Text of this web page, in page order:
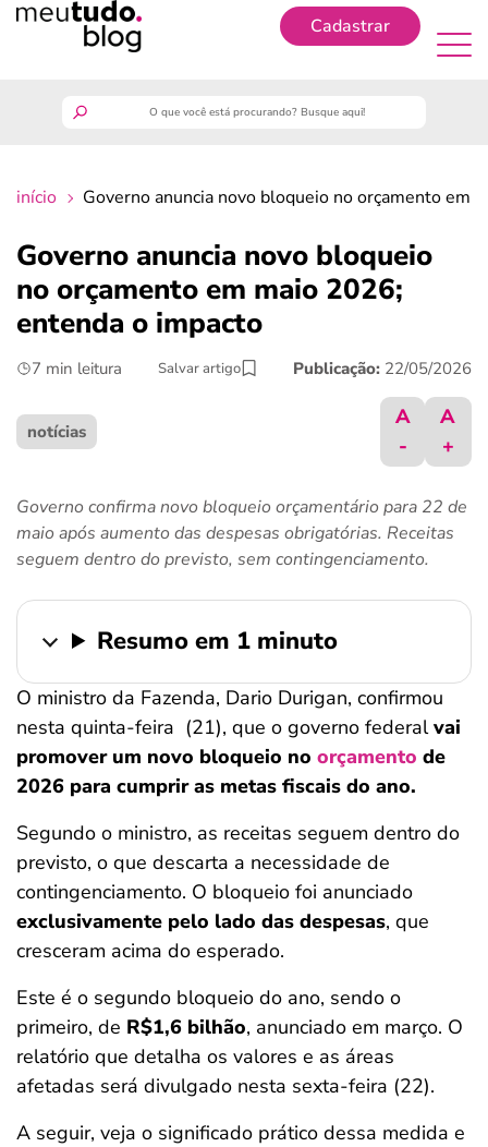
Cadastrar
finanças
benefícios
últimas notícias
ferramentas
início Governo anuncia novo bloqueio no orçamento em
Governo anuncia novo bloqueio
no orçamento em maio 2026;
entenda o impacto
7 min leitura Salvar artigo Publicação: 22/05/2026
notícias
A
-
A
+
Governo confirma novo bloqueio orçamentário para 22 de
maio após aumento das despesas obrigatórias. Receitas
seguem dentro do previsto, sem contingenciamento.
Resumo em 1 minuto
O ministro da Fazenda, Dario Durigan, confirmou
nesta quinta-feira (21), que o governo federalvai
promover um novo bloqueio no orçamento de
2026 para cumprir as metas fiscais do ano.
Segundo o ministro, as receitas seguem dentro do
previsto, o que descarta a necessidade de
contingenciamento. O bloqueio foi anunciado
exclusivamente pelo lado das despesas, que
cresceram acima do esperado.
Este é o segundo bloqueio do ano, sendo o
primeiro, de R$1,6 bilhão, anunciado em março. O
relatório que detalha os valores e as áreas
afetadas será divulgado nesta sexta-feira (22).
A seguir, veja o significado prático dessa medida e